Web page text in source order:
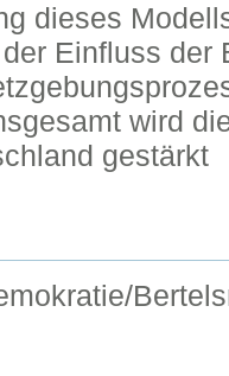
dieses
Einfluss der
wird
gestärkt